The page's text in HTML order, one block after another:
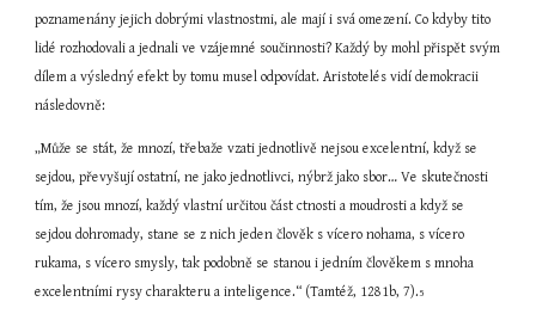
poznamenány jejich dobrými vlastnostmi, ale mají i svá omezení. Co kdyby tito
lidé rozhodovali a jednali ve vzájemné součinnosti? Každý by mohl přispět svým
dílem a výsledný efekt by tomu musel odpovídat. Aristotelés vidí demokracii
následovně:
„Může se stát, že mnozí, třebaže vzati jednotlivě nejsou excelentní, když se
sejdou, převyšují ostatní, ne jako jednotlivci, nýbrž jako sbor… Ve skutečnosti
tím, že jsou mnozí, každý vlastní určitou část ctnosti a moudrosti a když se
sejdou dohromady, stane se z nich jeden člověk s vícero nohama, s vícero
rukama, s vícero smysly, tak podobně se stanou i jedním člověkem s mnoha
excelentními rysy charakteru a inteligence.“ (Tamtéž, 1281b, 7).5